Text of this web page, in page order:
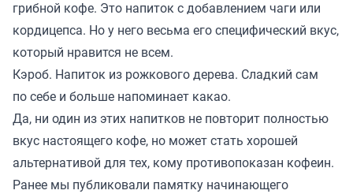
грибной кофе. Это напиток с добавлением чаги или
кордицепса. Но у него весьма его специфический вкус,
который нравится не всем.
Кэроб. Напиток из рожкового дерева. Сладкий сам
по себе и больше напоминает какао.
Да, ни один из этих напитков не повторит полностью
вкус настоящего кофе, но может стать хорошей
альтернативой для тех, кому противопоказан кофеин.
Ранее мы публиковали памятку начинающего